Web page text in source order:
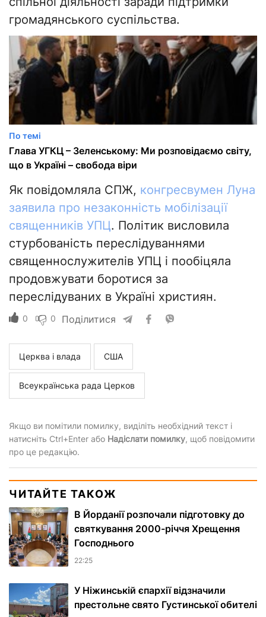
громадянського суспільства.
По темі
Глава УГКЦ – Зеленському: Ми розповідаємо світу,
що в Україні – свобода віри
Як повідомляла СПЖ, конгресвумен Луна
заявила про незаконність мобілізації
священників УПЦ. Політик висловила
стурбованість переслідуваннями
священнослужителів УПЦ і пообіцяла
продовжувати боротися за
переслідуваних в Україні християн.
0 0 Поділитися
Церква і влада США
Всеукраїнська рада Церков
Якщо ви помітили помилку, виділіть необхідний текст і
натисніть Ctrl+Enter або Надіслати помилку, щоб повідомити
про це редакцію.
ЧИТАЙТЕ ТАКОЖ
В Йорданії розпочали підготовку до
святкування 2000-річчя Хрещення
Господнього
22:25
У Ніжинській єпархії відзначили
престольне свято Густинської обителі